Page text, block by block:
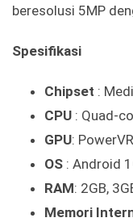
beresolusi 5MP
Spesifikasi
Chipset :
CPU : Quad-
GPU:
OS : Android
RAM: 2GB,
Memori